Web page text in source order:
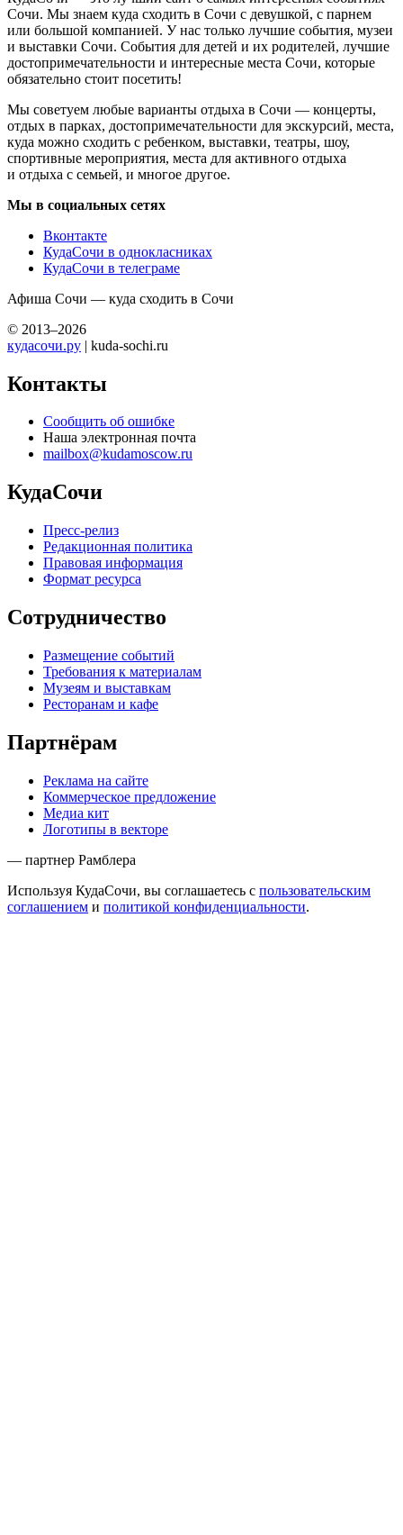
Сочи. Мы знаем куда сходить в Сочи с девушкой, с парнем
или большой компанией. У нас только лучшие события, музеи
и выставки Сочи. События для детей и их родителей, лучшие
достопримечательности и интересные места Сочи, которые
обязательно стоит посетить!
Мы советуем любые варианты отдыха в Сочи — концерты,
отдых в парках, достопримечательности для экскурсий, места,
куда можно сходить с ребенком, выставки, театры, шоу,
спортивные мероприятия, места для активного отдыха
и отдыха с семьей, и многое другое.
Мы в социальных сетях
Вконтакте
КудаСочи в однокласниках
КудаСочи в телеграме
Афиша Сочи — куда сходить в Сочи
© 2013–2026
кудасочи.ру | kuda-sochi.ru
Контакты
Сообщить об ошибке
Наша электронная почта
mailbox@kudamoscow.ru
КудаСочи
Пресс-релиз
Редакционная политика
Правовая информация
Формат ресурса
Сотрудничество
Размещение событий
Требования к материалам
Музеям и выставкам
Ресторанам и кафе
Партнёрам
Реклама на сайте
Коммерческое предложение
Медиа кит
Логотипы в векторе
— партнер Рамблера
Используя КудаСочи, вы соглашаетесь с пользовательским
соглашением и политикой конфиденциальности.